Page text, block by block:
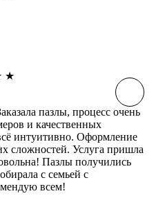
★
пазлы, процесс очень
и качественных
интуитивно. Оформление
сложностей. Услуга пришла
Пазлы получились
с семьей с
всем!